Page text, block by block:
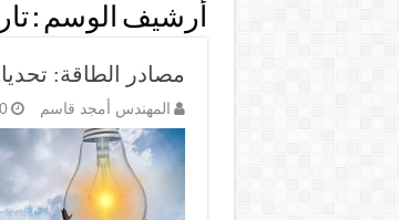
أرشيف الوسم :
مصادر الطاقة:
المهندس أمجد قاسم 30